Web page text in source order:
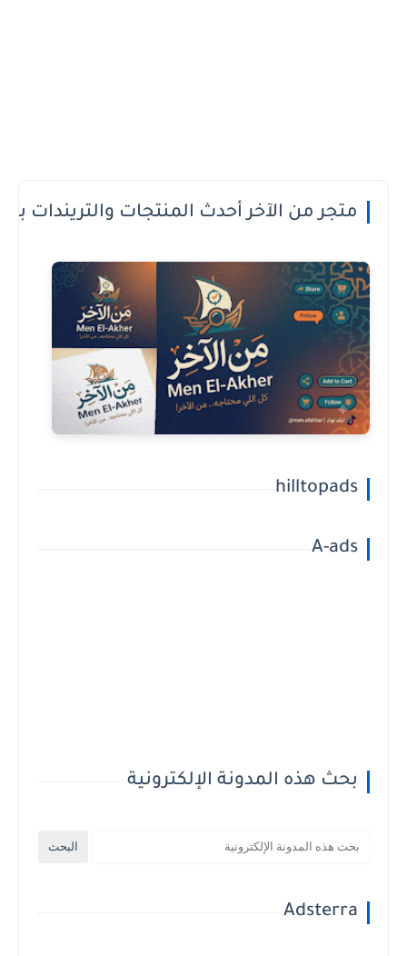
متجر من الآخر أحدث المنتجات والتريندات
hilltopads
A-ads
بحث هذه المدونة الإلكترونية
Adsterra